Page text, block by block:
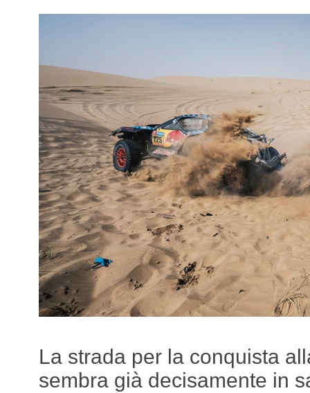
La strada per la conquista
sembra già decisamente in